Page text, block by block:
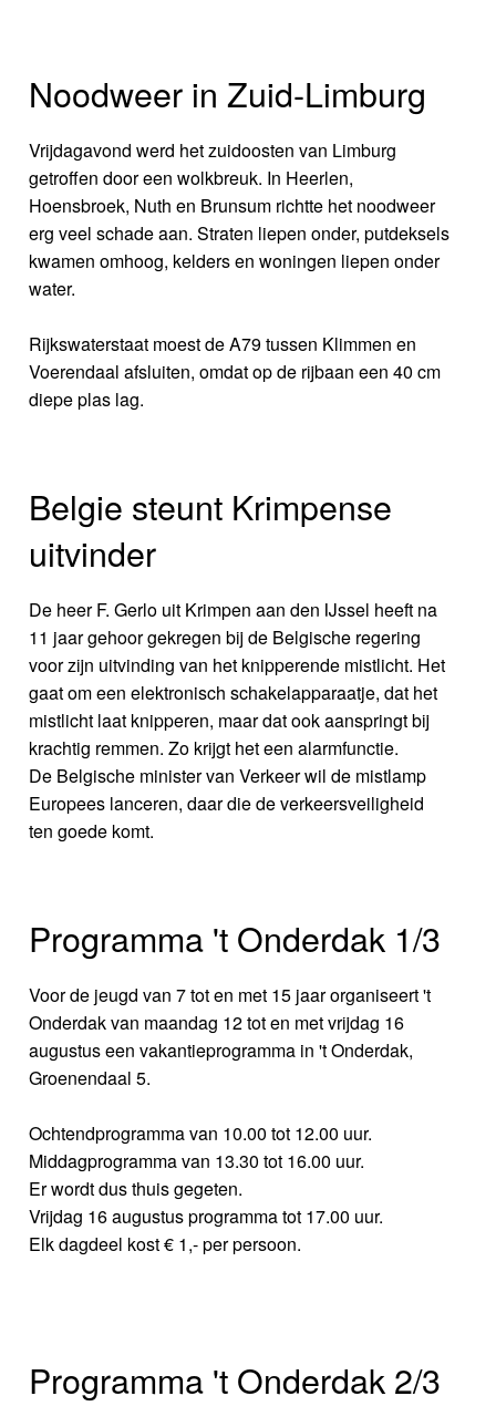
Noodweer in Zuid-Limburg
Vrijdagavond werd het zuidoosten van Limburg
getroffen door een wolkbreuk. In Heerlen,
Hoensbroek, Nuth en Brunsum richtte het noodweer
erg veel schade aan. Straten liepen onder, putdeksels
kwamen omhoog, kelders en woningen liepen onder
water.
Rijkswaterstaat moest de A79 tussen Klimmen en
Voerendaal afsluiten, omdat op de rijbaan een 40 cm
diepe plas lag.
Belgie steunt Krimpense
uitvinder
De heer F. Gerlo uit Krimpen aan den IJssel heeft na
11 jaar gehoor gekregen bij de Belgische regering
voor zijn uitvinding van het knipperende mistlicht. Het
gaat om een elektronisch schakelapparaatje, dat het
mistlicht laat knipperen, maar dat ook aanspringt bij
krachtig remmen. Zo krijgt het een alarmfunctie.
De Belgische minister van Verkeer wil de mistlamp
Europees lanceren, daar die de verkeersveiligheid
ten goede komt.
Programma 't Onderdak 1/3
Voor de jeugd van 7 tot en met 15 jaar organiseert 't
Onderdak van maandag 12 tot en met vrijdag 16
augustus een vakantieprogramma in 't Onderdak,
Groenendaal 5.
Ochtendprogramma van 10.00 tot 12.00 uur.
Middagprogramma van 13.30 tot 16.00 uur.
Er wordt dus thuis gegeten.
Vrijdag 16 augustus programma tot 17.00 uur.
Elk dagdeel kost € 1,- per persoon.
Programma 't Onderdak 2/3